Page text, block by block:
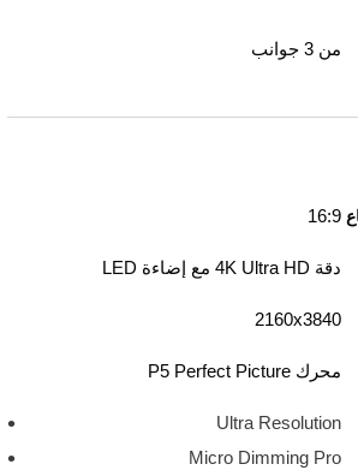
من 3 جوانب
16:9
دقة 4K Ultra HD مع إضاءة LED
3840‏x‏2160
محرك P5 Perfect Picture
Ultra Resolution
Micro Dimming Pro